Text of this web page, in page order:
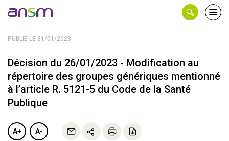
PUBLIÉ LE 31/01/2023
Décision du 26/01/2023 - Modification au
répertoire des groupes génériques mentionné
à l’article R. 5121-5 du Code de la Santé
Publique
A+ A-